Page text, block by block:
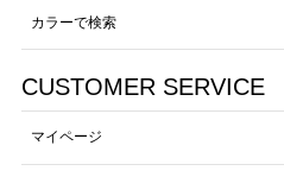
カラーで検索
CUSTOMER SERVICE
マイページ